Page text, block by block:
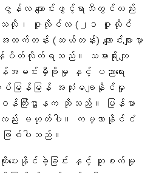
န်လ ကျောင်းဖွင့်ရာသီတွင်လည်း
င့်ရသလို၊ ဇူလိုင်လ (၂၁ ဇူလိုင်
န်း (ဆယ်တန်း) ကျောင်းများမှာ
န်ပိတ်လိုက်ရသည်။ သမားရိုးကျ
လွန်အမင်းမှီခိုမှု နှင့် ပညာရေး
ပ်မြန်မြန် အသုံးမချနိုင်မှု
ဝန်ကြီးဌာနက ဆိုသည်။ မြန်မာ
လည်း မဟုတ်ပါ။ ကမ္ဘာနိုင်ငံ
း ဖြစ်ပါသည်။
ထိုးပေးနိုင်ခဲ့ခြင်း နှင့် ကူးစက်မှု